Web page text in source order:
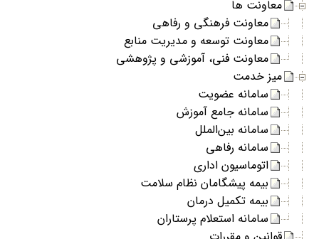
معاونت ها
معاونت فرهنگی و رفاهی
معاونت توسعه و مدیریت منابع
معاونت فنی، آموزشی و پژوهشی
میز خدمت
سامانه عضویت
سامانه جامع آموزش
سامانه بین‌الملل
سامانه رفاهی
اتوماسیون اداری
بیمه پیشگامان نظام سلامت
بیمه تکمیل درمان
سامانه استعلام پرستاران